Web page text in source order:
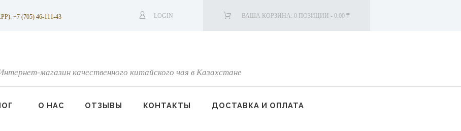
+7 (705) 46-111-43 LOGIN ВАША КОРЗИНА: 0 ПОЗИЦИИ - 0.00 ₸
магазин качественного китайского чая в Казахстане
О НАС ОТЗЫВЫ КОНТАКТЫ ДОСТАВКА И ОПЛАТА